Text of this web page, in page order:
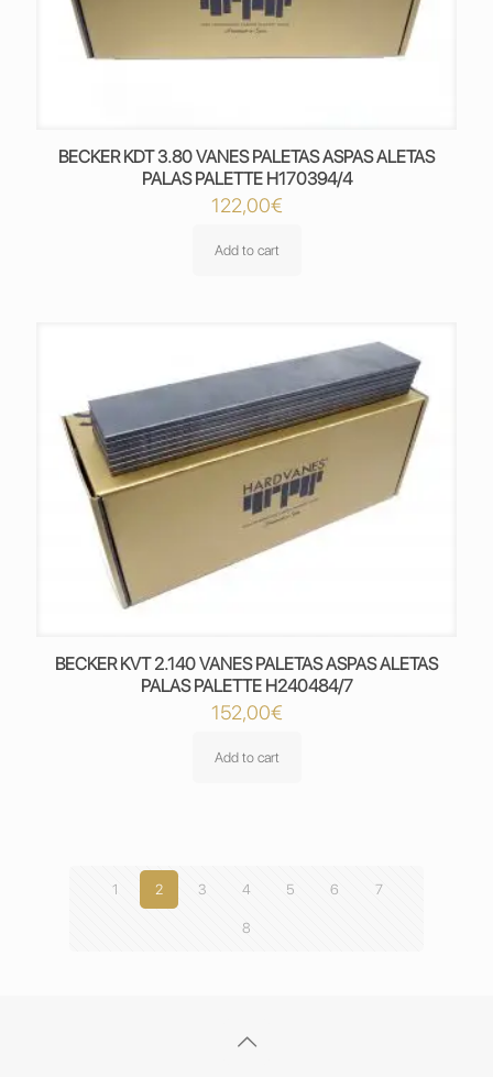
BECKER KDT 3.80 VANES PALETAS ASPAS ALETAS
PALAS PALETTE H170394/4
122,00€
Add to cart
BECKER KVT 2.140 VANES PALETAS ASPAS ALETAS
PALAS PALETTE H240484/7
152,00€
Add to cart
1 2 3 4 5 6 7
8